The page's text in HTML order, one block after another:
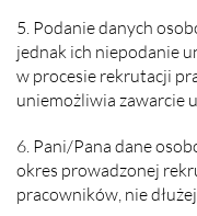
5. Podanie danych
jednak ich niepodanie
w procesie rekrutacji
uniemożliwia zawarcie
6. Pani/Pana dane
okres prowadzonej
pracowników, nie